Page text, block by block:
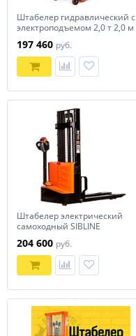
Штабелер гидравлический с
электроподъемом 2,0 т 2,0 м
197 460 руб.
Штабелер электрический
самоходный SIBLINE
204 600 руб.